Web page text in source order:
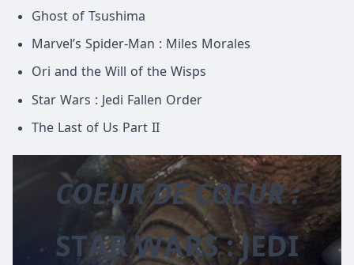
Ghost of Tsushima
Marvel’s Spider-Man : Miles Morales
Ori and the Will of the Wisps
Star Wars : Jedi Fallen Order
The Last of Us Part II
COEUR DE COEUR :
STAR WARS : JEDI